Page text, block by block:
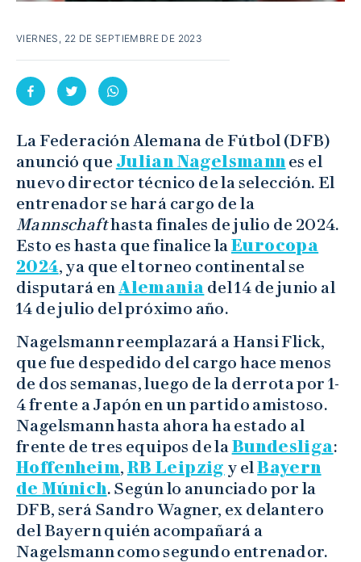
VIERNES, 22 DE SEPTIEMBRE DE 2023
La Federación Alemana de Fútbol (DFB)
anunció que Julian Nagelsmann es el
nuevo director técnico de la selección. El
entrenador se hará cargo de la
Mannschafthasta finales de julio de 2024.
Esto es hasta que finalice laEurocopa
2024, ya que el torneo continental se
disputará enAlemania del 14 de junio al
14 de julio del próximo año.
Nagelsmann reemplazará a Hansi Flick,
que fue despedido del cargo hace menos
de dos semanas, luego de la derrota por 1-
4 frente a Japón en un partido amistoso.
Nagelsmann hasta ahora ha estado al
frente de tres equipos de laBundesliga:
Hoffenheim, RB Leipzig y elBayern
de Múnich. Según lo anunciado por la
DFB, será Sandro Wagner, ex delantero
del Bayern quién acompañará a
Nagelsmann como segundo entrenador.